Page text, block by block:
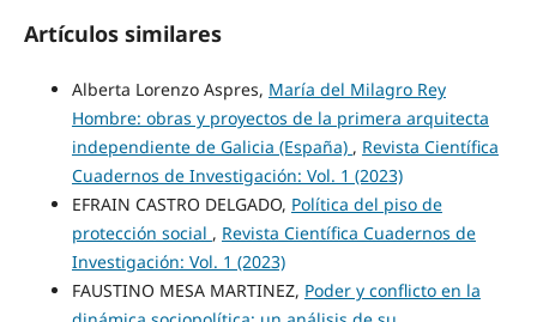
Artículos similares
Alberta Lorenzo Aspres, María del Milagro Rey
Hombre: obras y proyectos de la primera arquitecta
independiente de Galicia (España) , Revista Científica
Cuadernos de Investigación: Vol. 1 (2023)
EFRAIN CASTRO DELGADO, Política del piso de
protección social , Revista Científica Cuadernos de
Investigación: Vol. 1 (2023)
FAUSTINO MESA MARTINEZ, Poder y conflicto en la